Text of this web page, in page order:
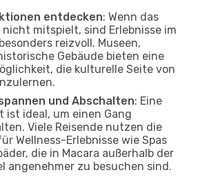
entdecken: Wenn das
mitspielt, sind Erlebnisse im
reizvoll. Museen,
Gebäude bieten eine
die kulturelle Seite von
und Abschalten: Eine
ist ideal, um einen Gang
Viele Reisende nutzen die
Wellness-Erlebnisse wie Spas
die in Macara außerhalb der
angenehmer zu besuchen sind.